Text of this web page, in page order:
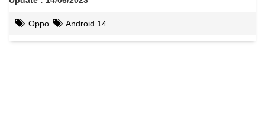
Oppo Android 14